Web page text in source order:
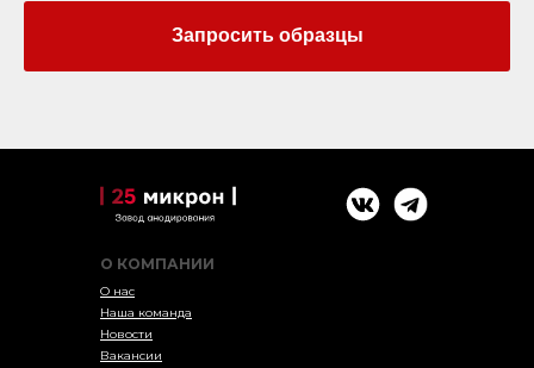
Запросить образцы
О КОМПАНИИ
О нас
Наша команда
Новости
Вакансии